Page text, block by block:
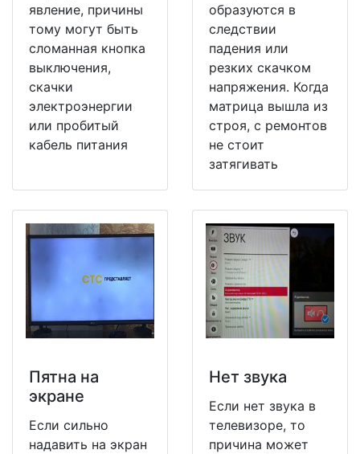
явление, причины
тому могут быть
сломанная кнопка
выключения,
скачки
электроэнергии
или пробитый
кабель питания
образуются в
следствии
падения или
резких скачком
напряжения. Когда
матрица вышла из
строя, с ремонтов
не стоит
затягивать
Пятна на
экране
Если сильно
надавить на экран
Нет звука
Если нет звука в
телевизоре, то
причина может